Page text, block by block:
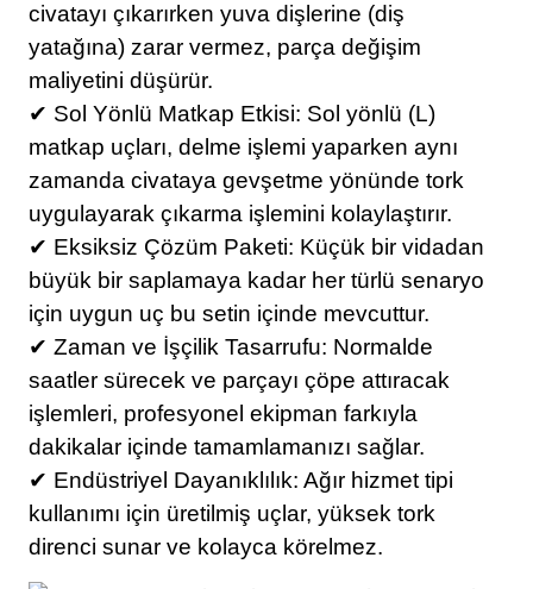
civatayı çıkarırken yuva dişlerine (diş
yatağına) zarar vermez, parça değişim
maliyetini düşürür.
✔ Sol Yönlü Matkap Etkisi: Sol yönlü (L)
matkap uçları, delme işlemi yaparken aynı
zamanda civataya gevşetme yönünde tork
uygulayarak çıkarma işlemini kolaylaştırır.
✔ Eksiksiz Çözüm Paketi: Küçük bir vidadan
büyük bir saplamaya kadar her türlü senaryo
için uygun uç bu setin içinde mevcuttur.
✔ Zaman ve İşçilik Tasarrufu: Normalde
saatler sürecek ve parçayı çöpe attıracak
işlemleri, profesyonel ekipman farkıyla
dakikalar içinde tamamlamanızı sağlar.
✔ Endüstriyel Dayanıklılık: Ağır hizmet tipi
kullanımı için üretilmiş uçlar, yüksek tork
direnci sunar ve kolayca körelmez.